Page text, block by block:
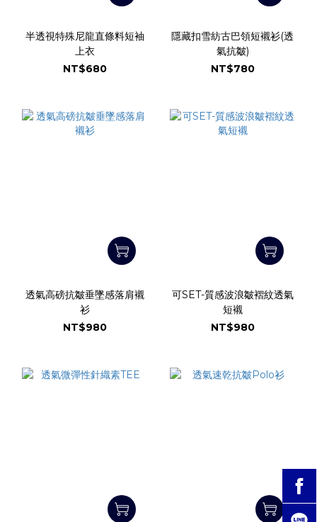
半透視特殊尼龍直條料短袖
上衣
NT$680
隱藏扣雪紡古巴領短襯衫(透
氣抗皺)
NT$780
透氣高磅抗皺垂墜感落肩襯
衫
NT$980
可SET-質感波浪皺褶紋透氣
短襯
NT$980